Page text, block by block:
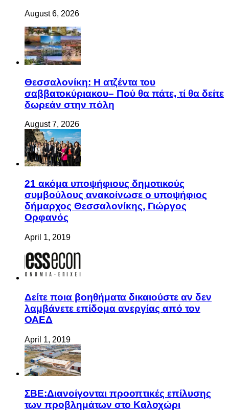
August 6, 2026
Θεσσαλονίκη: Η ατζέντα του
σαββατοκύριακου– Πού θα πάτε, τί θα δείτε
δωρεάν στην πόλη
August 7, 2026
21 ακόμα υποψήφιους δημοτικούς
συμβούλους ανακοίνωσε ο υποψήφιος
δήμαρχος Θεσσαλονίκης, Γιώργος
Ορφανός
April 1, 2019
Δείτε ποια βοηθήματα δικαιούστε αν δεν
λαμβάνετε επίδομα ανεργίας από τον
ΟΑΕΔ
April 1, 2019
ΣΒΕ:Διανοίγονται προοπτικές επίλυσης
των προβλημάτων στο Καλοχώρι